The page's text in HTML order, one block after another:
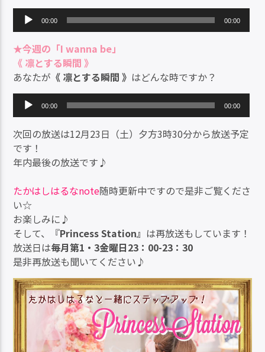
声
プ
レ
ー
ヤ
00:00 00:00
★今週の「I wanna be」
《 凛とする瞬間 》
あなたが 《 凛とする瞬間 》 はどんな時ですか？
声
プ
レ
ー
ヤ
ー
00:00 00:00
次回の放送は12月23日（土）夕方3時30分から放送予定
です！
年内最後の放送です♪
たかはしはるなnote随時更新中ですので是非ご覧くださ
い☆
お楽しみに♪
そして、『Princess Station』 は再放送もしています！
放送日は毎月第1・3金曜日23：00-23：30
是非再放送も聞いてください♪